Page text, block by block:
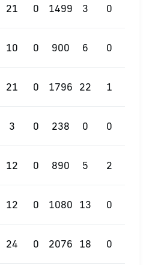
21 0 1499 3 0
10 0 900 6 0
21 0 1796 22 1
3 0 238 0 0
12 0 890 5 2
12 0 1080 13 0
24 0 2076 18 0